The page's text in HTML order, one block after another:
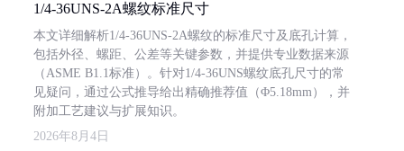
1/4-36UNS-2A螺纹标准尺寸
本文详细解析1/4-36UNS-2A螺纹的标准尺寸及底孔计算，
包括外径、螺距、公差等关键参数，并提供专业数据来源
（ASME B1.1标准）。针对1/4-36UNS螺纹底孔尺寸的常
见疑问，通过公式推导给出精确推荐值（Φ5.18mm），并
附加工艺建议与扩展知识。
2026年8月4日